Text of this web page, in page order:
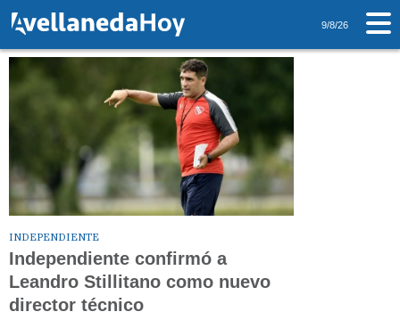
9/8/26
Tag: Falcioni
INDEPENDIENTE
Independiente confirmó a
Leandro Stillitano como nuevo
director técnico